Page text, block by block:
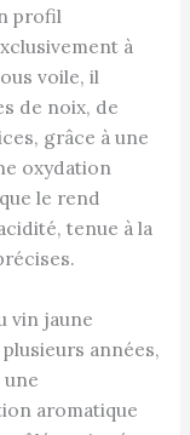
profil
à
voile, il
de noix, de
grâce à une
oxydation
le rend
tenue à la
vin jaune
années,
aromatique